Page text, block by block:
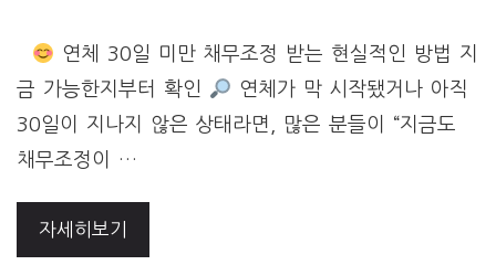
연체 30일 미만 채무조정 받는 현실적인 방법 지
금 가능한지부터 확인
연체가 막 시작됐거나 아직
30일이 지나지 않은 상태라면, 많은 분들이 “지금도
채무조정이 …
자세히보기